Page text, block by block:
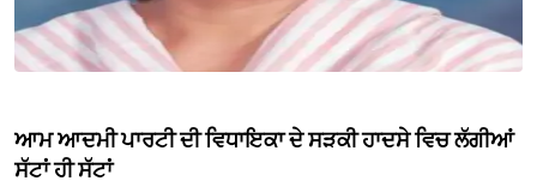
ਆਮ ਆਦਮੀ ਪਾਰਟੀ ਦੀ ਵਿਧਾਇਕਾ ਦੇ ਸੜਕੀ ਹਾਦਸੇ ਵਿਚ ਲੱਗੀਆਂ
ਸੱਟਾਂ ਹੀ ਸੱਟਾਂ